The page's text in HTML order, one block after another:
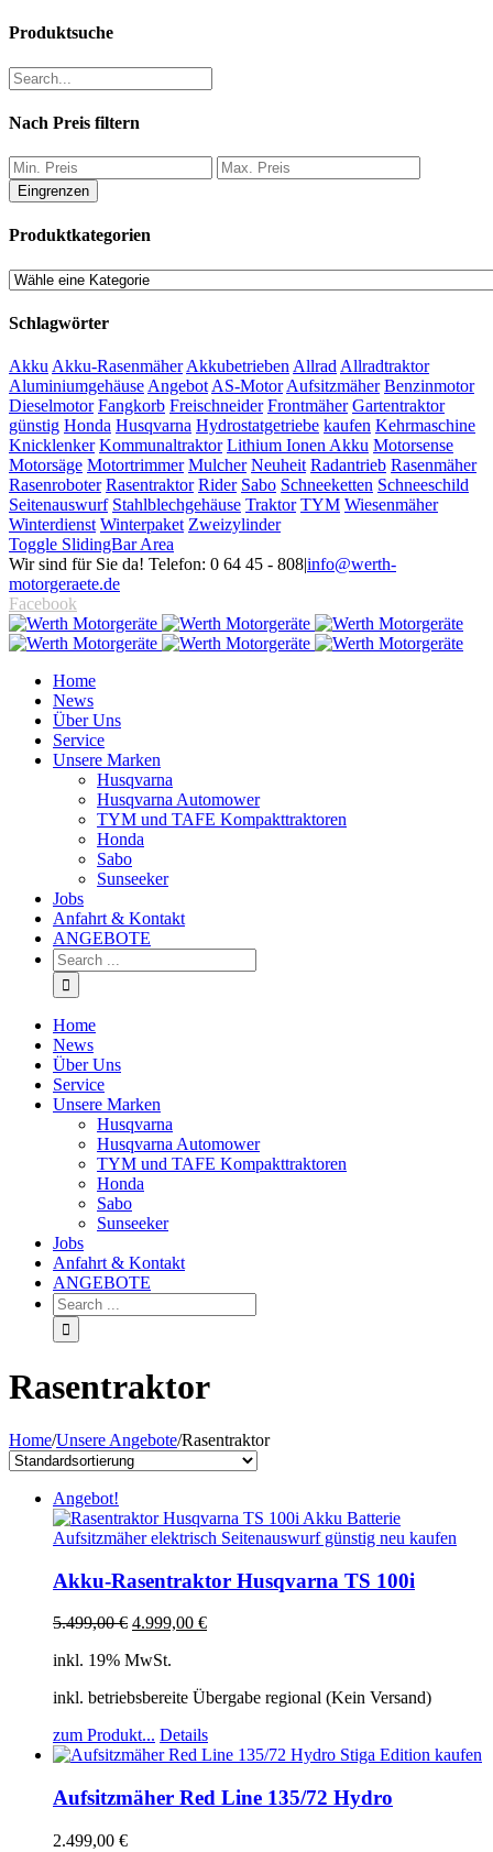
Produktsuche
Nach Preis filtern
Eingrenzen
Produktkategorien
Schlagwörter
Akku Akku-Rasenmäher Akkubetrieben Allrad Allradtraktor
Aluminiumgehäuse Angebot AS-Motor Aufsitzmäher Benzinmotor
Dieselmotor Fangkorb Freischneider Frontmäher Gartentraktor
günstig Honda Husqvarna Hydrostatgetriebe kaufen Kehrmaschine
Knicklenker Kommunaltraktor Lithium Ionen Akku Motorsense
Motorsäge Motortrimmer Mulcher Neuheit Radantrieb Rasenmäher
Rasenroboter Rasentraktor Rider Sabo Schneeketten Schneeschild
Seitenauswurf Stahlblechgehäuse Traktor TYM Wiesenmäher
Winterdienst Winterpaket Zweizylinder
Toggle SlidingBar Area
Wir sind für Sie da! Telefon: 0 64 45 - 808|info@werth-
motorgeraete.de
Facebook
Home
News
Über Uns
Service
Unsere Marken
Husqvarna
Husqvarna Automower
TYM und TAFE Kompakttraktoren
Honda
Sabo
Sunseeker
Jobs
Anfahrt & Kontakt
ANGEBOTE
Home
News
Über Uns
Service
Unsere Marken
Husqvarna
Husqvarna Automower
TYM und TAFE Kompakttraktoren
Honda
Sabo
Sunseeker
Jobs
Anfahrt & Kontakt
ANGEBOTE
Rasentraktor
Home/Unsere Angebote/Rasentraktor
Angebot!
Akku-Rasentraktor Husqvarna TS 100i
5.499,00€ 4.999,00 €
inkl. 19% MwSt.
inkl. betriebsbereite Übergabe regional (Kein Versand)
zum Produkt... Details
Aufsitzmäher Red Line 135/72 Hydro
2.499,00 €